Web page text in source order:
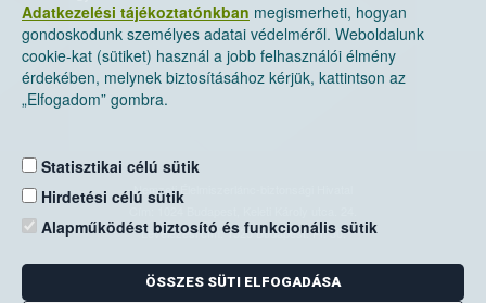
Adatkezelési tájékoztatónkban megismerheti, hogyan
gondoskodunk személyes adatai védelméről. Weboldalunk
cookie-kat (sütiket) használ a jobb felhasználói élmény
érdekében, melynek biztosításához kérjük, kattintson az
„Elfogadom” gombra.
Statisztikai célú sütik
Hirdetési célú sütik
Alapműködést biztosító és funkcionális sütik
ÖSSZES SÜTI ELFOGADÁSA
Nemzeti Élelmiszerlánc-biztonsági Hivatal
Levelezési cím: 1525 Budapest. Pf. 30.
E-mail:ugyfelszolgalat@nebih.gov.hu